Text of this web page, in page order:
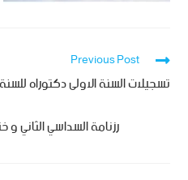
Previous Post
تسجيلات السنة الاولى دكتوراه للسنة
رزنامة السداسي الثاني و ختام